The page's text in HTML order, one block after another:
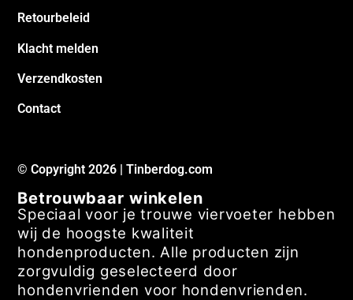
Retourbeleid
Klacht melden
Verzendkosten
Contact
© Copyright 2026 | Tinberdog.com
Betrouwbaar winkelen
Speciaal voor je trouwe viervoeter hebben
wij de hoogste kwaliteit
hondenproducten. Alle producten zijn
zorgvuldig geselecteerd door
hondenvrienden voor hondenvrienden.